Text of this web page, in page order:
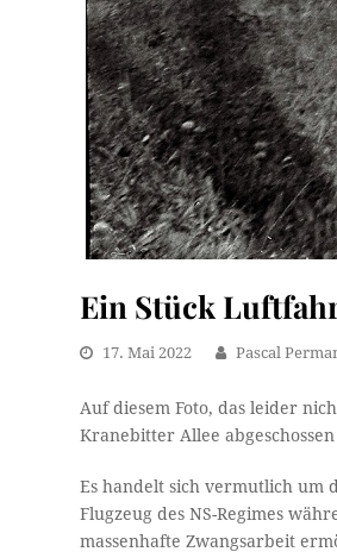
Ein Stück
17. Mai 2022 Pascal
Auf diesem Foto, das leider
Kranebitter Allee
Es handelt sich vermutlich um
Flugzeug des NS-Regimes
massenhafte Zwangsarbeit